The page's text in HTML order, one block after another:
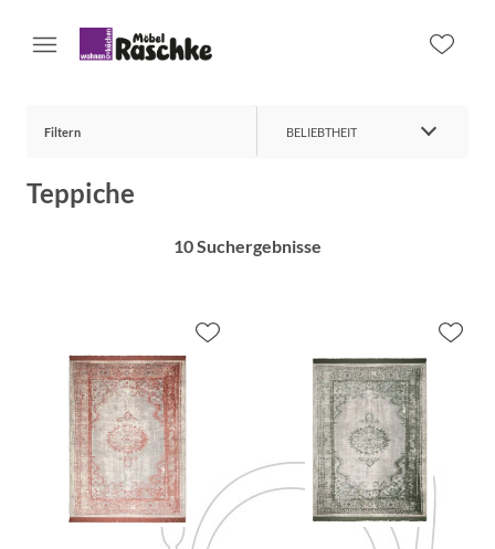
Filtern BELIEBTHEIT
Teppiche
10 Suchergebnisse